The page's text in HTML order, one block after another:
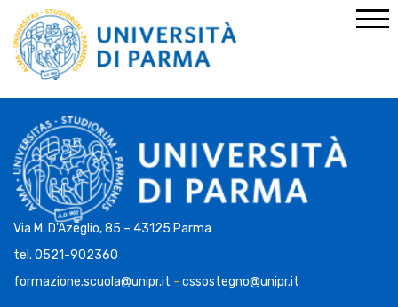
Home
Via M. D'Azeglio, 85 – 43125 Parma
tel. 0521-902360
formazione.scuola@unipr.it - cssostegno@unipr.it